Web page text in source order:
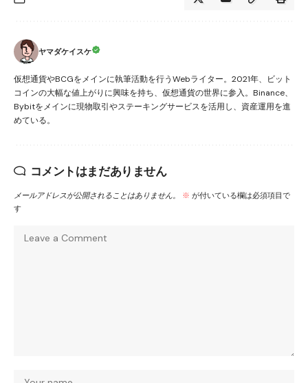
ヤマダケイスケ
仮想通貨やBCGをメインに執筆活動を行うWebライター。2021年、ビット
コインの大幅な値上がりに興味を持ち、仮想通貨の世界に参入。Binance、
Bybitをメインに現物取引やステーキングサービスを活用し、資産運用を進
めている。
コメントはまだありません
メールアドレスが公開されることはありません。 ※ が付いている欄は必須項目で
す